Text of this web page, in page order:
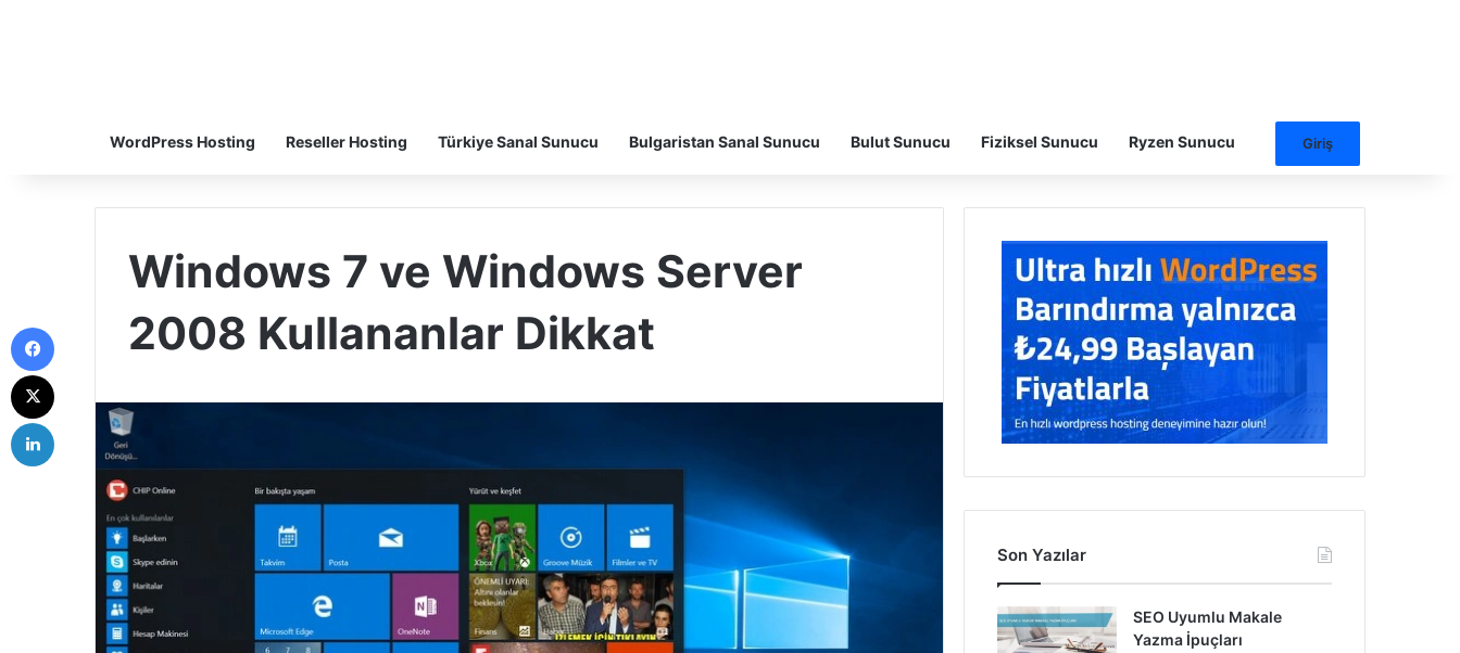
WordPress Hosting Reseller Hosting Türkiye Sanal Sunucu Bulgaristan Sanal Sunucu Bulut Sunucu Fiziksel Sunucu Ryzen Sunucu Giriş
Windows 7 ve Windows Server
2008 Kullananlar Dikkat
Son Yazılar
SEO Uyumlu Makale
Yazma İpuçları
LinkedIn